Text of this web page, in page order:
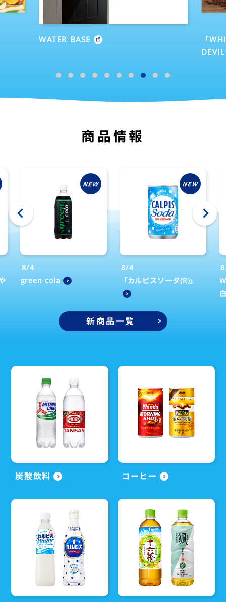
WATER BASE
「
商品情報
8/4
green cola
8/4
「カルピスソーダ(R)」
‹ ›
新商品一覧
炭酸飲料 コーヒー